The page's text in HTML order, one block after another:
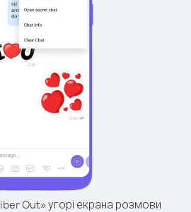
Out» угорі екрана розмови